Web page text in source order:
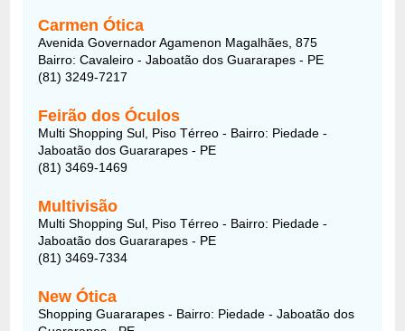
Carmen Ótica
Avenida Governador Agamenon Magalhães, 875
Bairro: Cavaleiro - Jaboatão dos Guararapes - PE
(81) 3249-7217
Feirão dos Óculos
Multi Shopping Sul, Piso Térreo - Bairro: Piedade -
Jaboatão dos Guararapes - PE
(81) 3469-1469
Multivisão
Multi Shopping Sul, Piso Térreo - Bairro: Piedade -
Jaboatão dos Guararapes - PE
(81) 3469-7334
New Ótica
Shopping Guararapes - Bairro: Piedade - Jaboatão dos